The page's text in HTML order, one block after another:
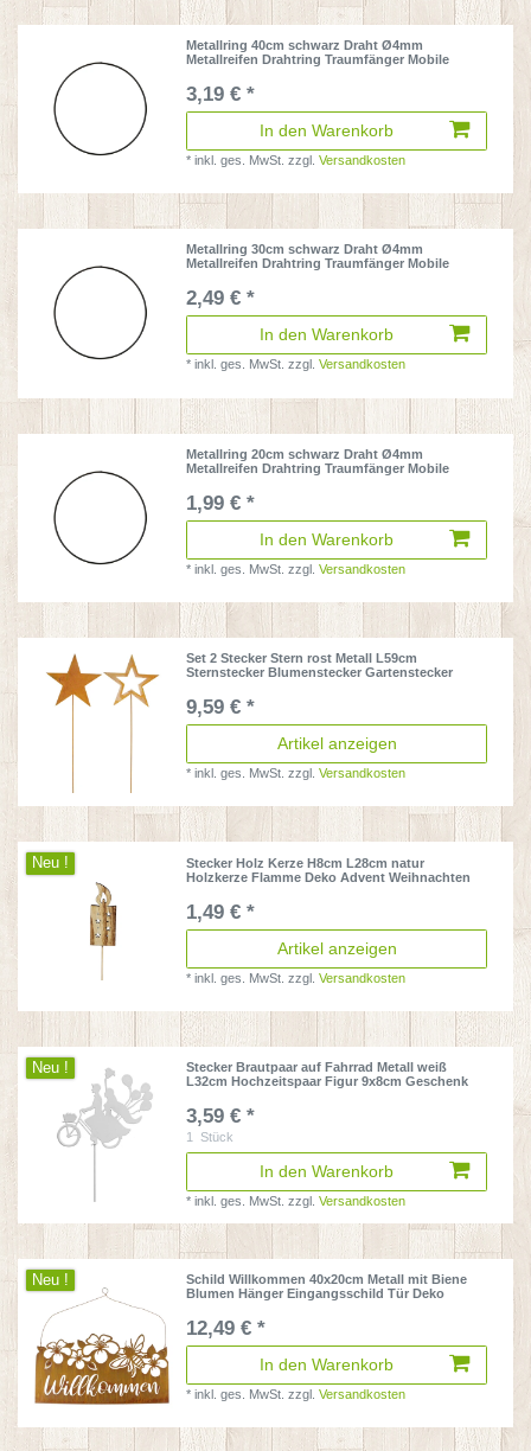
Metallring 40cm schwarz Draht Ø4mm
Metallreifen Drahtring Traumfänger Mobile
3,19 € *
In den Warenkorb
*inkl. ges. MwSt. zzgl.Versandkosten
Metallring 30cm schwarz Draht Ø4mm
Metallreifen Drahtring Traumfänger Mobile
2,49 € *
In den Warenkorb
*inkl. ges. MwSt. zzgl.Versandkosten
Metallring 20cm schwarz Draht Ø4mm
Metallreifen Drahtring Traumfänger Mobile
1,99 € *
In den Warenkorb
*inkl. ges. MwSt. zzgl.Versandkosten
Set 2 Stecker Stern rost Metall L59cm
Sternstecker Blumenstecker Gartenstecker
9,59 € *
Artikel anzeigen
*inkl. ges. MwSt. zzgl.Versandkosten
Neu !
Stecker Holz Kerze H8cm L28cm natur
Holzkerze Flamme Deko Advent Weihnachten
1,49 € *
Artikel anzeigen
*inkl. ges. MwSt. zzgl.Versandkosten
Neu !
Stecker Brautpaar auf Fahrrad Metall weiß
L32cm Hochzeitspaar Figur 9x8cm Geschenk
3,59 € *
1 Stück
In den Warenkorb
*inkl. ges. MwSt. zzgl.Versandkosten
Neu !
Schild Willkommen 40x20cm Metall mit Biene
Blumen Hänger Eingangsschild Tür Deko
12,49 € *
In den Warenkorb
*inkl. ges. MwSt. zzgl.Versandkosten